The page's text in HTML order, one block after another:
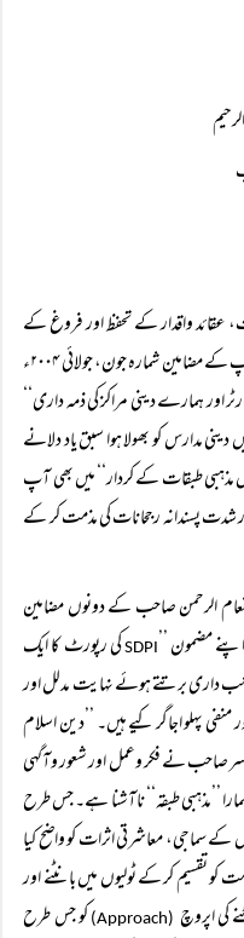
واقدار کے تحفظ اور فروغ کے
لیے کام کر رہے ہیں، وہ لائق صد احترام ہے۔ آپ کے مضامین شمارہ جون، جولائی ۲۰۰۴ء
اور ہمارے دینی مراکز کی ذمہ داری‘‘
مدارس کو بھولا ہوا سبق یاد دلانے
طبقات کے کردار‘‘ میں بھی آپ
شدت پسندانہ رجحانات کی مذمت کر کے
میاں انعام الرحمن صاحب کے دونوں مضامین
مضمون ’’
SDPIکی رپورٹ کا ایک
داری برتتے ہوئے نہایت مدلل اور
پہلو اجاگر کیے ہیں۔ ’’دین اسلام
صاحب نے فکر وعمل اور شعور وآگہی
طبقہ‘‘ ناآشنا ہے۔ جس طرح
سماجی، معاشرتی اثرات کو واضح کیا
کو تقسیم کر کے ٹولیوں میں بانٹنے اور
کی اپروچ (Approach)
کو جس طرح